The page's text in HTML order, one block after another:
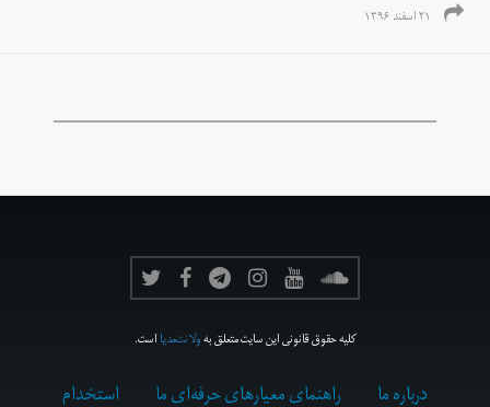
۲۱ اسفند ۱۳۹۶
کلیه حقوق قانونی این سایت متعلق بهولانت‌مدیااست.
درباره ما راهنمای معیارهای حرفه‌ای ما استخدام